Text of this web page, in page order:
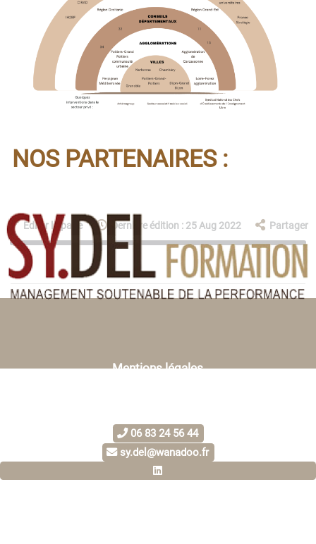
NOS PARTENAIRES :
Éditer la page Dernière édition : 25 Aug 2022 Partager
Mentions légales
06 83 24 56 44
sy.del@wanadoo.fr